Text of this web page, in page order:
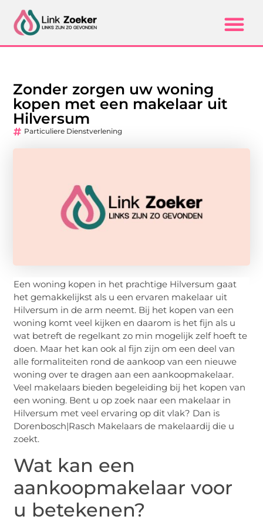
Zonder zorgen uw woning
kopen met een makelaar uit
Hilversum
Particuliere Dienstverlening
Een woning kopen in het prachtige Hilversum gaat
het gemakkelijkst als u een ervaren makelaar uit
Hilversum in de arm neemt. Bij het kopen van een
woning komt veel kijken en daarom is het fijn als u
wat betreft de regelkant zo min mogelijk zelf hoeft te
doen. Maar het kan ook al fijn zijn om een deel van
alle formaliteiten rond de aankoop van een nieuwe
woning over te dragen aan een aankoopmakelaar.
Veel makelaars bieden begeleiding bij het kopen van
een woning. Bent u op zoek naar een makelaar in
Hilversum met veel ervaring op dit vlak? Dan is
Dorenbosch|Rasch Makelaars de makelaardij die u
zoekt.
Wat kan een
aankoopmakelaar voor
u betekenen?